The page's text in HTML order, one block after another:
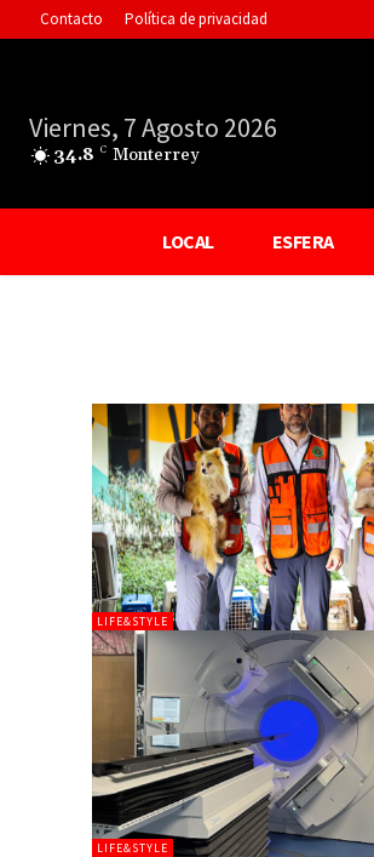
Contacto Política de privacidad
Viernes, 7 Agosto 2026
34.8 C Monterrey
LOCAL ESFERA
LIFE&STYLE
LIFE&STYLE